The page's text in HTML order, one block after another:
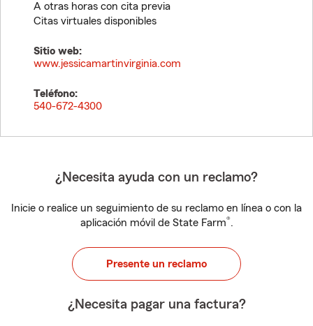
A otras horas con cita previa
Citas virtuales disponibles
Sitio web:
www.jessicamartinvirginia.com
Teléfono:
540-672-4300
¿Necesita ayuda con un reclamo?
Inicie o realice un seguimiento de su reclamo en línea o con la
aplicación móvil de State Farm®.
Presente un reclamo
¿Necesita pagar una factura?